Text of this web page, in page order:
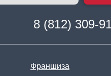
8 (812) 309-
Франшиза